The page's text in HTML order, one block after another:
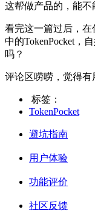
这帮做产品的，能不
看完这一篇过后，
中的TokenPocket，
吗？
评论区唠唠，觉得有
标签：
TokenPocket
避坑指南
用户体验
功能评价
社区反馈